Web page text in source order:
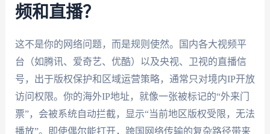
频和直播？
这不是你的网络问题，而是规则使然。国内各大视频平
台（如腾讯、爱奇艺、优酷）以及央视、卫视的直播信
号，出于版权保护和区域运营策略，通常只对境内IP开放
访问权限。你的海外IP地址，就像一张被标记的“外来门
票”，会被系统自动拦截，显示“当前地区版权受限，无法
播放”。即使偶尔能打开，跨国网络传输的复杂路径带来